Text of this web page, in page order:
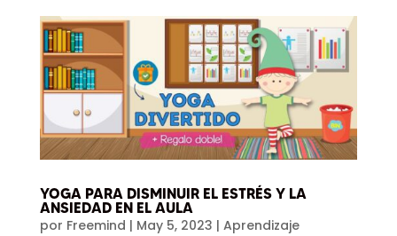
YOGA PARA DISMINUIR EL ESTRÉS Y LA
ANSIEDAD EN EL AULA
por Freemind | May 5, 2023 | Aprendizaje